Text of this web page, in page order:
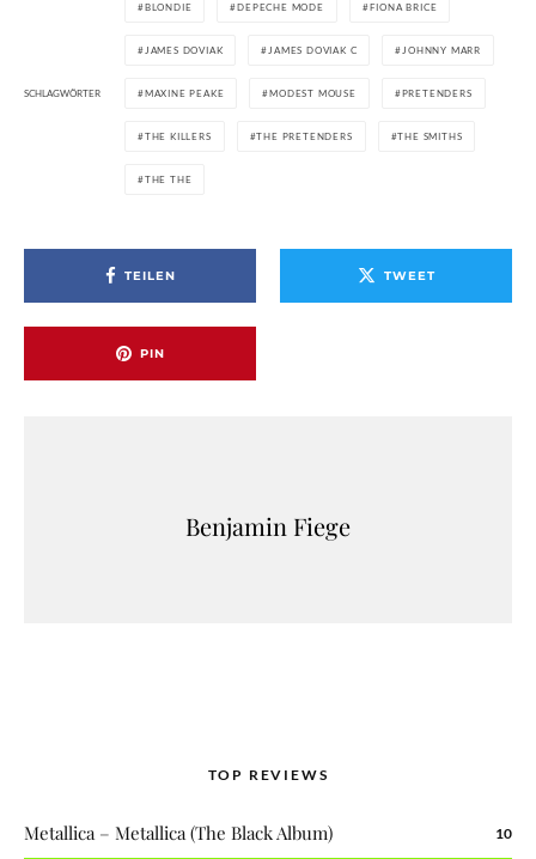
SCHLAGWÖRTER
BLONDIE DEPECHE MODE FIONA BRICE
JAMES DOVIAK JAMES DOVIAK C JOHNNY MARR
MAXINE PEAKE MODEST MOUSE PRETENDERS
THE KILLERS THE PRETENDERS THE SMITHS
THE THE
TEILEN TWEET
PIN
Benjamin Fiege
TOP REVIEWS
Metallica – Metallica (The Black Album) 10